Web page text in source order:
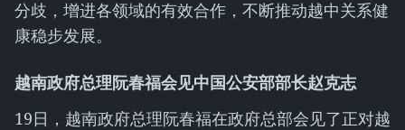
分歧，增进各领域的有效合作，不断推动越中关系健
康稳步发展。
越南政府总理阮春福会见中国公安部部长赵克志
19日，越南政府总理阮春福在政府总部会见了正对越